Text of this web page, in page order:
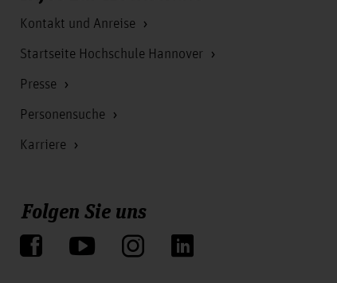
Kontakt und Anreise
Startseite Hochschule Hannover
Presse
Personensuche
Karriere
Folgen Sie uns